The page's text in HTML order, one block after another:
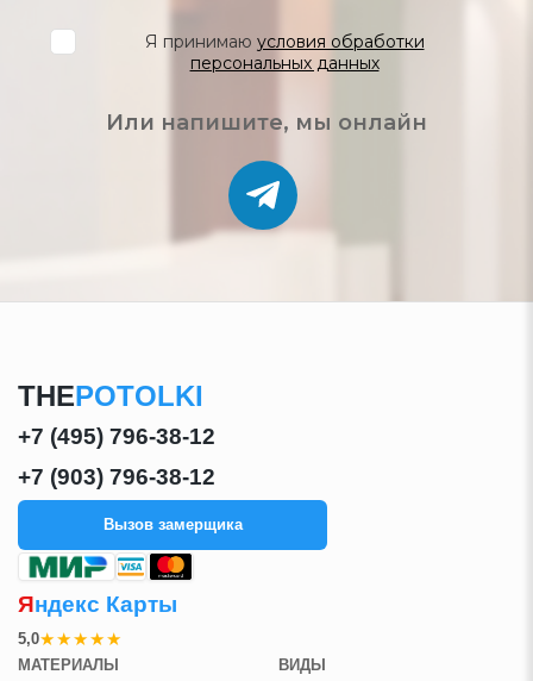
Я принимаю условия обработки
персональных данных
Или напишите, мы онлайн
THEPOTOLKI
+7 (495) 796-38-12
+7 (903) 796-38-12
Вызов замерщика
Яндекс Карты
5,0★★★★★
МАТЕРИАЛЫ
ВИДЫ